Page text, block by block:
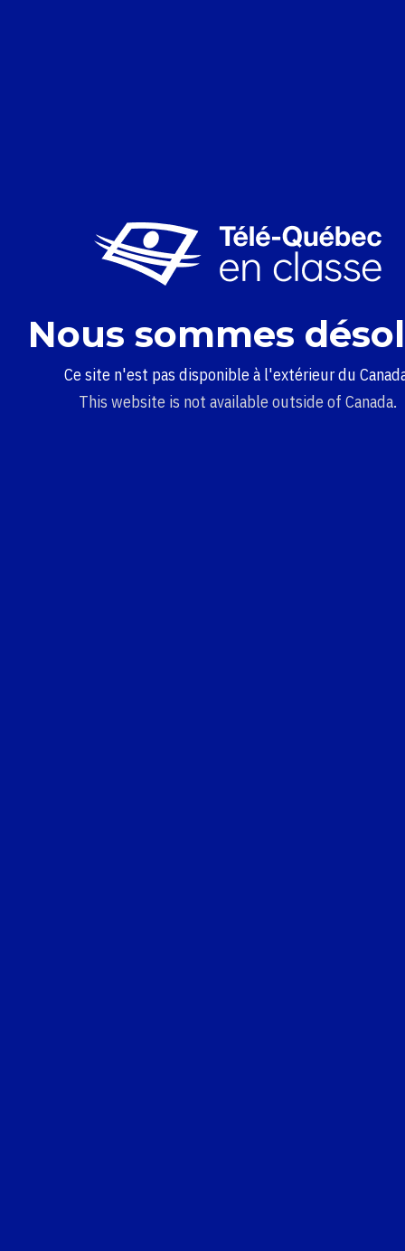
Nous sommes
Ce site n'est pas disponible à l'extérieur du
This website is not available outside of Canada.